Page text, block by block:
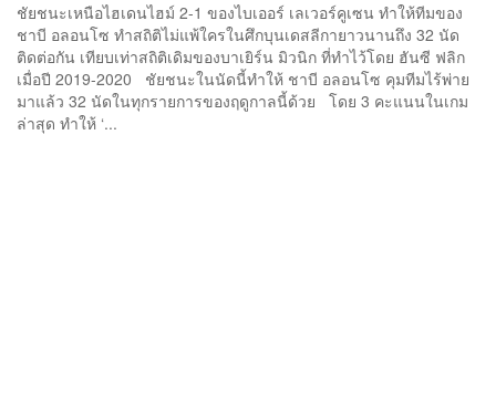
ชัยชนะเหนือไฮเดนไฮม์ 2-1 ของไบเออร์ เลเวอร์คูเซน ทำให้ทีมของ
ชาบี อลอนโซ ทำสถิติไม่แพ้ใครในศึกบุนเดสลีกายาวนานถึง 32 นัด
ติดต่อกัน เทียบเท่าสถิติเดิมของบาเยิร์น มิวนิก ที่ทำไว้โดย ฮันซี ฟลิก
เมื่อปี 2019-2020 ชัยชนะในนัดนี้ทำให้ ชาบี อลอนโซ คุมทีมไร้พ่าย
มาแล้ว 32 นัดในทุกรายการของฤดูกาลนี้ด้วย โดย 3 คะแนนในเกม
ล่าสุด ทำให้ ‘...